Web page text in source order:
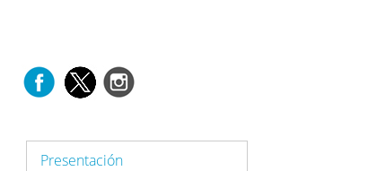
Presentación